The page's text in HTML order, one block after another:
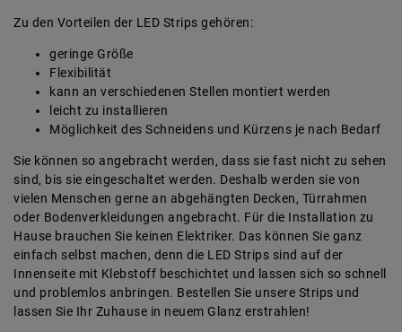
Zu den Vorteilen der LED Strips gehören:
geringe Größe
Flexibilität
kann an verschiedenen Stellen montiert werden
leicht zu installieren
Möglichkeit des Schneidens und Kürzens je nach Bedarf
Sie können so angebracht werden, dass sie fast nicht zu sehen
sind, bis sie eingeschaltet werden. Deshalb werden sie von
vielen Menschen gerne an abgehängten Decken, Türrahmen
oder Bodenverkleidungen angebracht. Für die Installation zu
Hause brauchen Sie keinen Elektriker. Das können Sie ganz
einfach selbst machen, denn die LED Strips sind auf der
Innenseite mit Klebstoff beschichtet und lassen sich so schnell
und problemlos anbringen. Bestellen Sie unsere Strips und
lassen Sie Ihr Zuhause in neuem Glanz erstrahlen!